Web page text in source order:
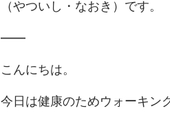
（やついし・なおき）です。
——
こんにちは。
今日は健康のためウォーキン